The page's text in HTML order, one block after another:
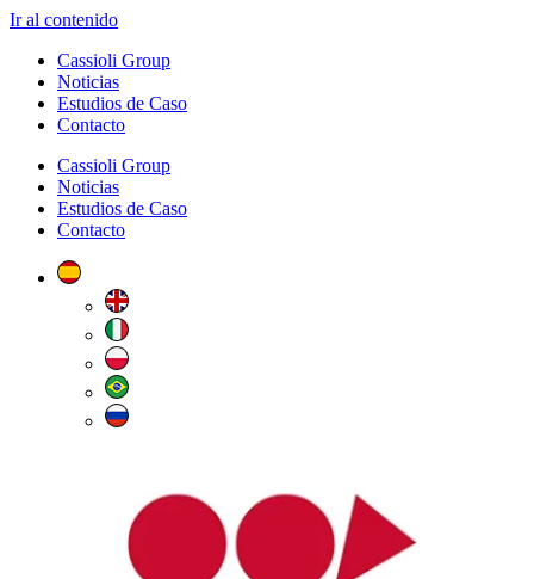
Ir al contenido
Cassioli Group
Noticias
Estudios de Caso
Contacto
Cassioli Group
Noticias
Estudios de Caso
Contacto